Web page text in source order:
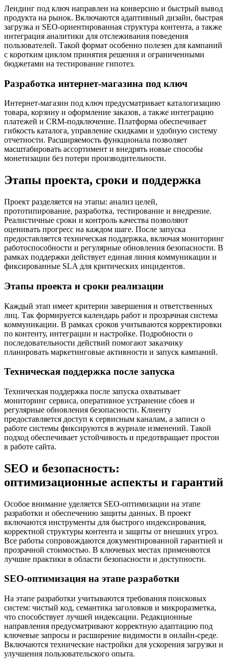
Лендинг под ключ направлен на конверсию и быстрый вывод
продукта на рынок. Включаются адаптивный дизайн, быстрая
загрузка и SEO-ориентированная структура контента, а также
интеграция аналитики для отслеживания поведения
пользователей. Такой формат особенно полезен для кампаний
с коротким циклом принятия решения и ограниченными
бюджетами на тестирование гипотез.
Разработка интернет-магазина под ключ
Интернет-магазин под ключ предусматривает каталогизацию
товара, корзину и оформление заказов, а также интеграцию
платежей и CRM-подключение. Платформа обеспечивает
гибкость каталога, управление скидками и удобную систему
отчетности. Расширяемость функционала позволяет
масштабировать ассортимент и внедрять новые способы
монетизации без потери производительности.
Этапы проекта, сроки и поддержка
Проект разделяется на этапы: анализ целей,
прототипирование, разработка, тестирование и внедрение.
Реалистичные сроки и контроль качества позволяют
оценивать прогресс на каждом шаге. После запуска
предоставляется техническая поддержка, включая мониторинг
работоспособности и регулярные обновления безопасности. В
рамках поддержки действует единая линия коммуникации и
фиксированные SLA для критических инцидентов.
Этапы проекта и сроки реализации
Каждый этап имеет критерии завершения и ответственных
лиц. Так формируется календарь работ и прозрачная система
коммуникации. В рамках сроков учитываются корректировки
по контенту, интеграции и настройке. Подробности о
последовательности действий помогают заказчику
планировать маркетинговые активности и запуск кампаний.
Техническая поддержка после запуска
Техническая поддержка после запуска охватывает
мониторинг сервиса, оперативное устранение сбоев и
регулярные обновления безопасности. Клиенту
предоставляется доступ к сервисным каналам, а записи о
работе системы фиксируются в журнале изменений. Такой
подход обеспечивает устойчивость и предотвращает простои
в работе сайта.
SEO и безопасность:
оптимизационные аспекты и гарантий
Особое внимание уделяется SEO-оптимизации на этапе
разработки и обеспечению защиты данных. В проект
включаются инструменты для быстрого индексирования,
корректной структуры контента и защиты от внешних угроз.
Все работы сопровождаются документированной гарантией и
прозрачной стоимостью. В ключевых местах применяются
лучшие практики в области безопасности и доступности.
SEO-оптимизация на этапе разработки
На этапе разработки учитываются требования поисковых
систем: чистый код, семантика заголовков и микроразметка,
что способствует лучшей индексации. Редакционные
направления предусматривают корректную адаптацию под
ключевые запросы и расширение видимости в онлайн-среде.
Включаются технические настройки для ускорения загрузки и
улучшения пользовательского опыта.